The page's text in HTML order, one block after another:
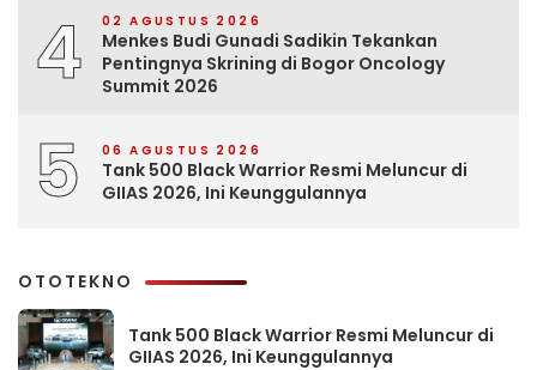
4 02 AGUSTUS 2026
Menkes Budi Gunadi Sadikin Tekankan
Pentingnya Skrining di Bogor Oncology
Summit 2026
5 06 AGUSTUS 2026
Tank 500 Black Warrior Resmi Meluncur di
GIIAS 2026, Ini Keunggulannya
OTOTEKNO
Tank 500 Black Warrior Resmi Meluncur di
GIIAS 2026, Ini Keunggulannya